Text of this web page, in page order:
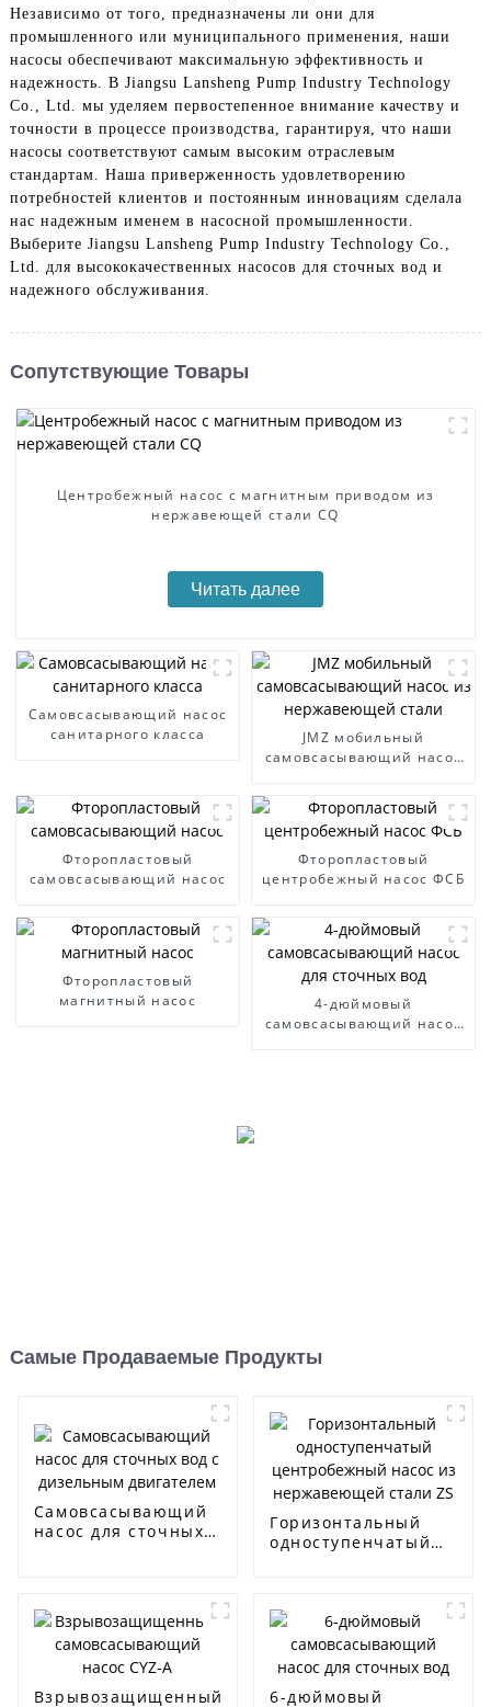
Независимо от того, предназначены ли они для
промышленного или муниципального применения, наши
насосы обеспечивают максимальную эффективность и
надежность. В Jiangsu Lansheng Pump Industry Technology
Co., Ltd. мы уделяем первостепенное внимание качеству и
точности в процессе производства, гарантируя, что наши
насосы соответствуют самым высоким отраслевым
стандартам. Наша приверженность удовлетворению
потребностей клиентов и постоянным инновациям сделала
нас надежным именем в насосной промышленности.
Выберите Jiangsu Lansheng Pump Industry Technology Co.,
Ltd. для высококачественных насосов для сточных вод и
надежного обслуживания.
Сопутствующие Товары
Центробежный насос с магнитным приводом из
нержавеющей стали CQ
Читать далее
Самовсасывающий насос
санитарного класса
JMZ мобильный
самовсасывающий насос
Фторопластовый
самовсасывающий насос
Фторопластовый
центробежный насос ФСБ
Фторопластовый
магнитный насос
4-дюймовый
самовсасывающий насос
Самые Продаваемые Продукты
Самовсасывающий
насос для сточных
Горизонтальный
одноступенчатый
стали ZS
Взрывозащищенный
6-дюймовый